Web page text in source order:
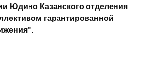
«Эти
Юдино Казанского отделения
гарантированной